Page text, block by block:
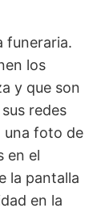
funeraria.
los
y que son
redes
una foto de
en el
la pantalla
en la